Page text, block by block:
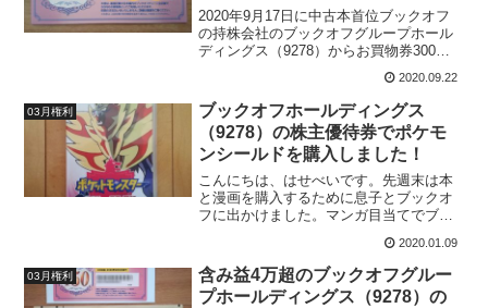
2020年9月17日に中古本首位ブックオフ
の持株会社のブックオフグループホール
ディングス（9278）からお買物券300分
が届きました。今回届いたブックオフの
お買物券300円分は、株主優待ではなく株
主アンケートに回答することでもらえた
ものです。300円分のお買物券の有効期限
は、2021年9月30日までです。コロナ自
粛でブックオフにはしばらく行っていな
いので、前回届いたブックオフの株主優
待券2,500円分と合わせて2,800円分が残
っています。
2020.09.22
03月権利
ブックオフホールディングス
（9278）の株主優待券でポケモ
ンシールドを購入しました！
こんにちは、はせべいです。先週末は本
と漫画を購入するために息子とブックオ
フに出かけました。マンガ目当てでブッ
ていたポケモンシールドが中古で売って
いたので、ブックオフホールディングス
（9278）の株主優待券...
2020.01.09
03月権利
含み益4万超のブックオフグルー
プホールディングス（9278）の